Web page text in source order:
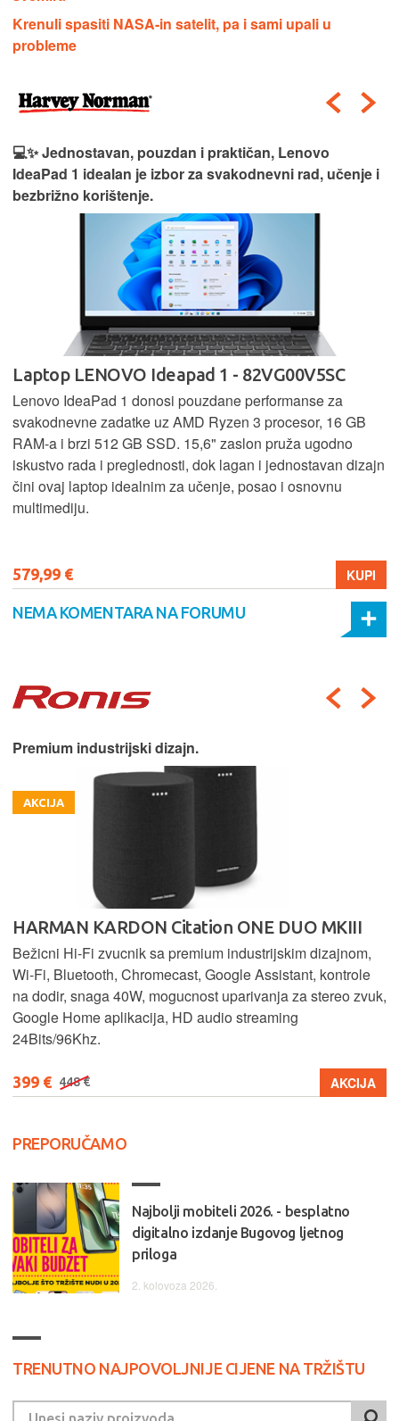
Krenuli spasiti NASA-in satelit, pa i sami upali u
probleme
💻✨ Jednostavan, pouzdan i praktičan, Lenovo
IdeaPad 1 idealan je izbor za svakodnevni rad, učenje i
bezbrižno korištenje.
Laptop LENOVO Ideapad 1 - 82VG00V5SC
Lenovo IdeaPad 1 donosi pouzdane performanse za
svakodnevne zadatke uz AMD Ryzen 3 procesor, 16 GB
RAM-a i brzi 512 GB SSD. 15,6" zaslon pruža ugodno
iskustvo rada i preglednosti, dok lagan i jednostavan dizajn
čini ovaj laptop idealnim za učenje, posao i osnovnu
multimediju.
579,99 € KUPI
NEMA KOMENTARA NA FORUMU
Premium industrijski dizajn.
AKCIJA
HARMAN KARDON Citation ONE DUO MKIII
Bežicni Hi-Fi zvucnik sa premium industrijskim dizajnom,
Wi-Fi, Bluetooth, Chromecast, Google Assistant, kontrole
na dodir, snaga 40W, mogucnost uparivanja za stereo zvuk,
Google Home aplikacija, HD audio streaming
24Bits/96Khz.
399 € 448 € AKCIJA
PREPORUČAMO
Najbolji mobiteli 2026. - besplatno
digitalno izdanje Bugovog ljetnog
priloga
2. kolovoza 2026.
TRENUTNO NAJPOVOLJNIJE CIJENE NA TRŽIŠTU